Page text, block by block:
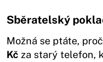
Sběratelský
Možná se ptáte,
Kč za starý telefon,